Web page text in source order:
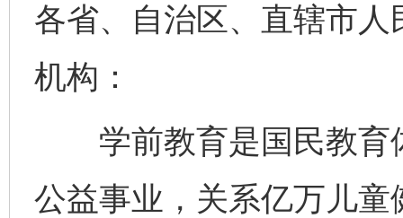
各省、自治区、直辖市
机构：
学前教育是国民教育
公益事业，关系亿万儿